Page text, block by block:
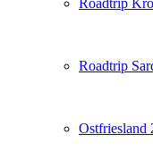
Roadtrip
Ostfriesland